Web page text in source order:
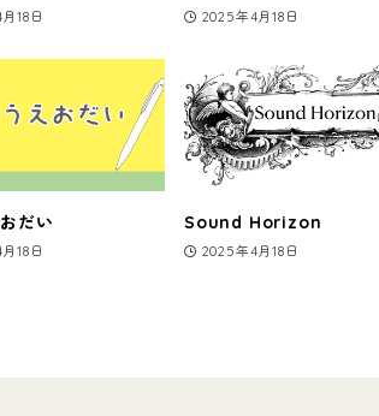
18日 2025年4月18日
だい
18日
Sound Horizon
2025年4月18日